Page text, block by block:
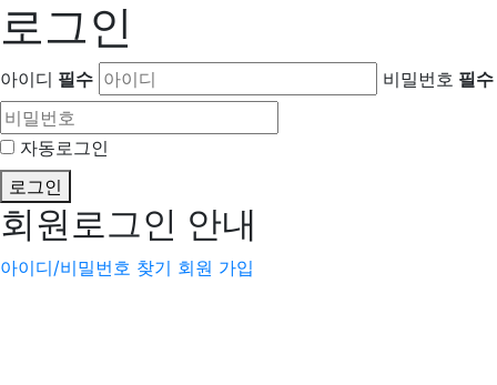
로그인
아이디 필수 비밀번호 필수
자동로그인
로그인
회원로그인 안내
아이디/비밀번호 찾기 회원 가입